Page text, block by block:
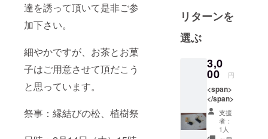
達を誘って頂いて是非ご参
加下さい。
細やかですが、お茶とお菓
子はご用意させて頂だこう
と思っています。
祭事：縁結びの松、植樹祭
桃井香子と
彦と共に運
赤穂の伝統
工芸 雲火
焼と赤穂段
通を中心に
水琴窟や
様々な美術
リターンを
選ぶ
3,0
00 円
<span>
</span>
支援
者：
1人